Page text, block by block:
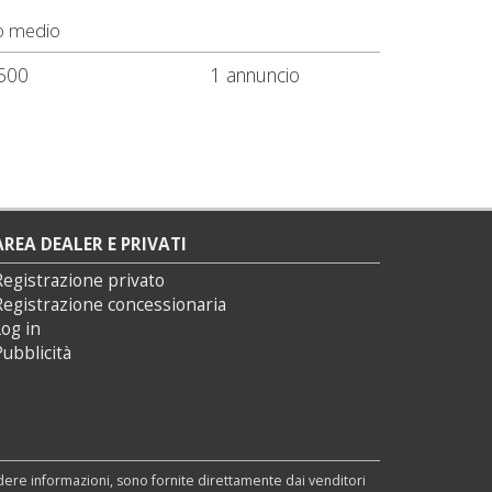
medio
1 annuncio
DEALER E PRIVATI
privato
concessionaria
in
informazioni, sono fornite direttamente dai venditori